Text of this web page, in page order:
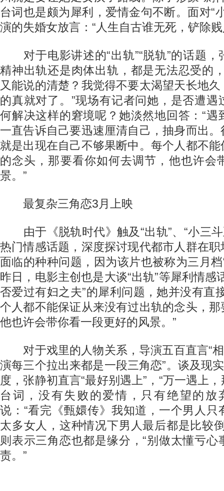
台词也是颇为犀利，爱情金句不断。面对“
演的失婚女放言：“人生自古谁无死，铲除
对于电影讲述的“出轨”“脱轨”的话题，
精神出轨还是肉体出轨，都是无法忍受的
又能说的清楚？我觉得不要太渴望天长地
的真就对了。”现场有记者问她，是否遭遇
何解决这样的窘境呢？她淡然地回答：“遇
一直告诉自己要迅速厘清自己，抽身而出
就是出现在自己不够果断中。每个人都不
的念头，那要看你如何去调节，他也许会
景。”
最复杂三角恋3月上映
由于《脱轨时代》触及“出轨”、“小三斗
热门情感话题，深度探讨现代都市人群在
面临的种种问题，因为该片也被称为三月
昨日，电影主创也是大谈“出轨”等犀利情感
否爱过有妇之夫”的犀利问题，她并没有直
个人都不能保证从来没有过出轨的念头，
他也许会带你看一段更好的风景。”
对于戏里的人物关系，导演五百直言“相
演每三个拉出来都是一段三角恋”。谈及现
度，张静初直言“最好别遇上”，“万一遇上
台词，没有失败的爱情，只有绝望的放
说：“看完《甄嬛传》我知道，一个男人只
太多女人，这种情况下男人最后都是比较
则表示三角恋也都是缘分，“别做太懂亏心
责。”